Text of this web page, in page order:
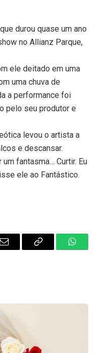
durou quase um ano
no Allianz Parque,
ele deitado em uma
uma chuva de
a performance foi
pelo seu produtor e
levou o artista a
e descansar.
um fantasma… Curtir. Eu
ele ao Fantástico.
Email
Copy